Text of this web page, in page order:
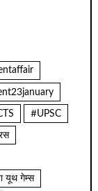
#UPSC
यूथ गेम्स